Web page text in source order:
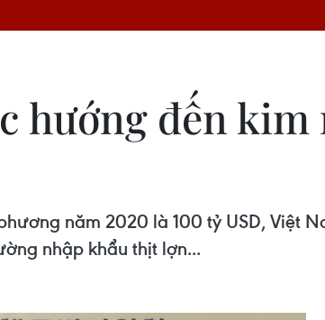
hướng đến kim
năm 2020 là 100 tỷ USD, Việt
nhập khẩu thịt lợn...